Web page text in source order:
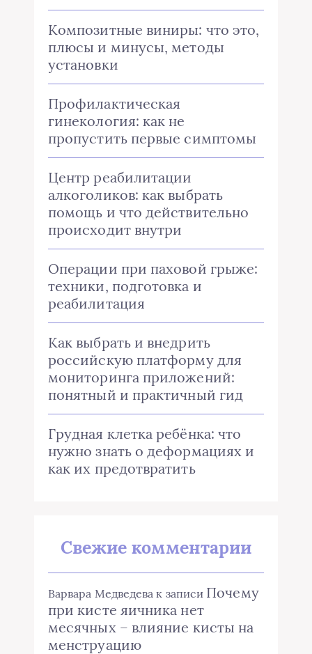
Композитные виниры: что это,
плюсы и минусы, методы
установки
Профилактическая
гинекология: как не
пропустить первые симптомы
Центр реабилитации
алкоголиков: как выбрать
помощь и что действительно
происходит внутри
Операции при паховой грыже:
техники, подготовка и
реабилитация
Как выбрать и внедрить
российскую платформу для
мониторинга приложений:
понятный и практичный гид
Грудная клетка ребёнка: что
нужно знать о деформациях и
как их предотвратить
Свежие комментарии
Варвара Медведева к записи Почему
при кисте яичника нет
месячных – влияние кисты на
менструацию